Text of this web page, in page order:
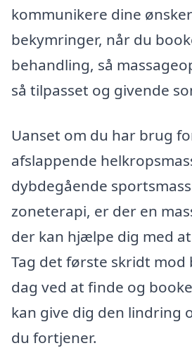
kommunikere dine
bekymringer, når du
behandling, så
så tilpasset og givende
Uanset om du har brug
afslappende
dybdegående
zoneterapi, er der en
der kan hjælpe dig med
Tag det første skridt
dag ved at finde og
kan give dig den lindring
du fortjener.